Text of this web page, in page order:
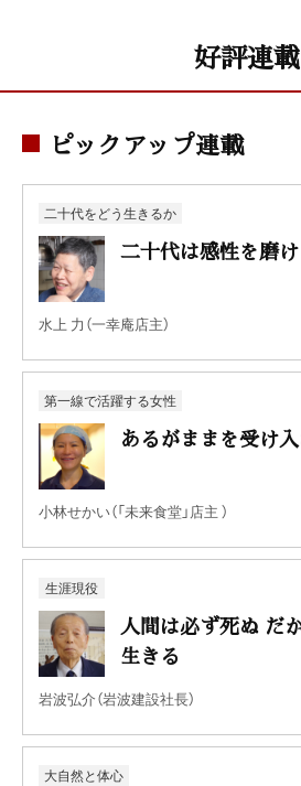
好評連載
ピックアップ連載
二十代をどう生きるか
二十代は感性を磨け
水上 力（一幸庵店主）
第一線で活躍する女性
あるがままを受け
小林せかい（「未来食堂」店主 ）
生涯現役
人間は必ず死ぬ だ
生きる
岩波弘介（岩波建設社長）
大自然と体心